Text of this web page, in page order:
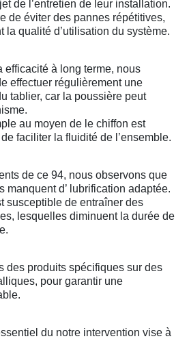
de l’entretien de leur installation.
de éviter des pannes répétitives,
la qualité d’utilisation du système.
efficacité à long terme, nous
effectuer régulièrement une
tablier, car la poussière peut
au moyen de le chiffon est
faciliter la fluidité de l’ensemble.
de ce 94, nous observons que
manquent d’ lubrification adaptée.
susceptible de entraîner des
lesquelles diminuent la durée de
des produits spécifiques sur des
pour garantir une
du notre intervention vise à